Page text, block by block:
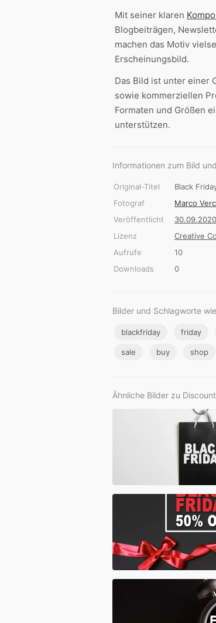
Mit seiner klaren
Blogbeiträgen,
machen das Motiv
Erscheinungsbild.
Das Bild ist unter einer
sowie kommerziellen
Formaten und Größen
unterstützen.
Informationen zum Bild
Original-Titel
Black
Fotograf
Marco
Veröffentlicht
30.09.2020
Lizenz
Creative
Aufrufe
10
Downloads
0
Bilder und Schlagworte
blackfriday friday
sale buy shop
Ähnliche Bilder zu